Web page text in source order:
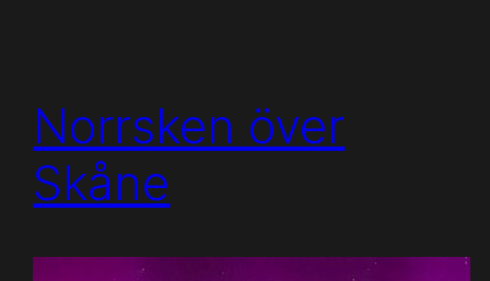
Norrsken över
Skåne